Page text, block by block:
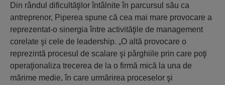
Din rândul dificultăţilor întâlnite în parcursul său ca
antreprenor, Piperea spune că cea mai mare provocare a
reprezentat-o sinergia între activităţile de management
corelate şi cele de leadership. „O altă provocare o
reprezintă procesul de scalare şi pârghiile prin care poţi
operaţionaliza trecerea de la o firmă mică la una de
mărime medie, în care urmărirea proceselor şi